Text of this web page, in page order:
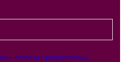
встреча с регуляторами